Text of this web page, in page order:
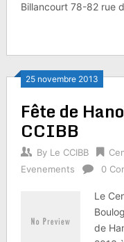
Billancourt 78-82 rue
25 novembre 2013
Fête de
CCIBB
By Le CCIBB
Evenements
0
Le
de